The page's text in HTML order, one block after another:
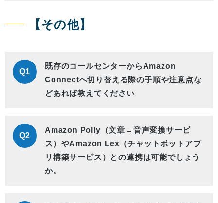
【その他】
Q1
既存のコールセンターからAmazon
Connectへ切り替える際の手順や注意点な
どあれば教えてください
Q2
Amazon Polly（文章→音声変換サービ
ス）やAmazon Lex（チャットボットアプ
リ構築サービス）との連携は可能でしょう
か。